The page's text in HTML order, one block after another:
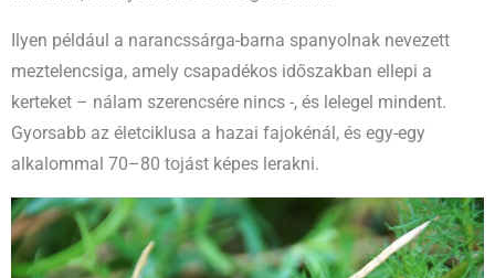
Ilyen például a narancssárga-barna spanyolnak nevezett
meztelencsiga, amely csapadékos időszakban ellepi a
kerteket – nálam szerencsére nincs -, és lelegel mindent.
Gyorsabb az életciklusa a hazai fajokénál, és egy-egy
alkalommal 70–80 tojást képes lerakni.